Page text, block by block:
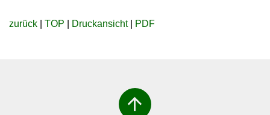
zurück TOP Druckansicht| PDF
arrow_upward